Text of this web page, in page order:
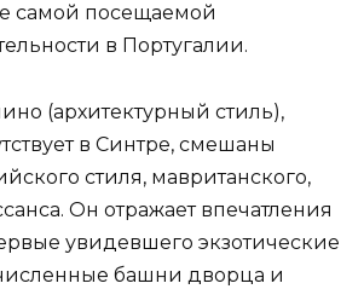
самой посещаемой
в Португалии.
(архитектурный стиль),
в Синтре, смешаны
стиля, мавританского,
Он отражает впечатления
увидевшего экзотические
башни дворца и